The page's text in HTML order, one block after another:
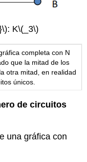
: K\(_3\)
completa con N
que la mitad de los
otra mitad, en realidad
únicos.
de circuitos
una gráfica con